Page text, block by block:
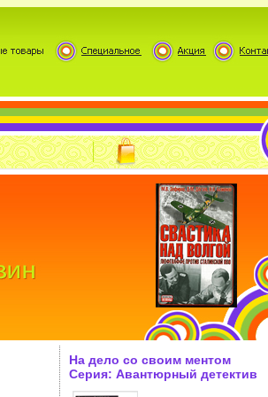
На дело со своим ментом
Серия: Авантюрный детектив
инфо 11502h.